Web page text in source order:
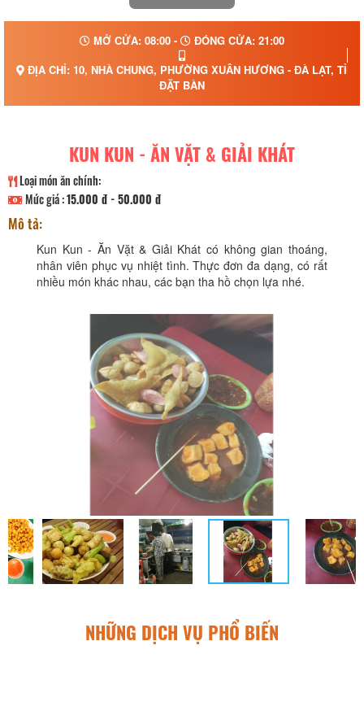
MỞ CỬA: 08:00 -
ĐÓNG CỬA: 21:00
ĐỊA CHỈ: 10, NHÀ CHUNG, PHƯỜNG XUÂN HƯƠNG - ĐÀ LẠT,
ĐẶT BÀN
KUN KUN - ĂN VẶT & GIẢI KHÁT
Loại món ăn chính:
Mức giá :15.000 đ - 50.000 đ
Mô tả:
Kun Kun - Ăn Vặt & Giải Khát có không gian thoáng,
nhân viên phục vụ nhiệt tình. Thực đơn đa dạng, có rất
nhiều món khác nhau, các bạn tha hồ chọn lựa nhé.
NHỮNG DỊCH VỤ PHỔ BIẾN